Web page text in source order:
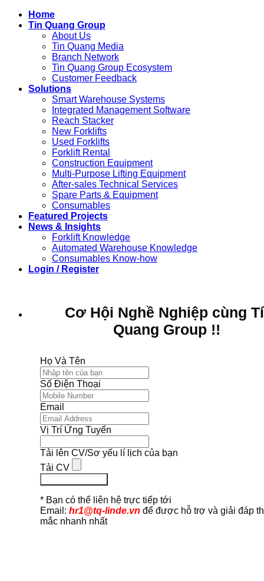
Home
Tin Quang Group
About Us
Tin Quang Media
Branch Network
Tin Quang Group Ecosystem
Customer Feedback
Solutions
Smart Warehouse Systems
Integrated Management Software
Reach Stacker
New Forklifts
Used Forklifts
Forklift Rental
Construction Equipment
Multi-Purpose Lifting Equipment
After-sales Technical Services
Spare Parts & Equipment
Consumables
Featured Projects
News & Insights
Forklift Knowledge
Automated Warehouse Knowledge
Consumables Know-how
Login / Register
Cơ Hội Nghề Nghiệp cùng
Quang Group !!
Họ Và Tên
Số Điện Thoại
Email
Vị Trí Ứng Tuyển
Tải lên CV/Sơ yếu lí lịch của bạn
Tải CV
* Bạn có thể liên hệ trực tiếp tới
Email: hr1@tq-linde.vn để được hỗ trợ và giải đáp
mắc nhanh nhất